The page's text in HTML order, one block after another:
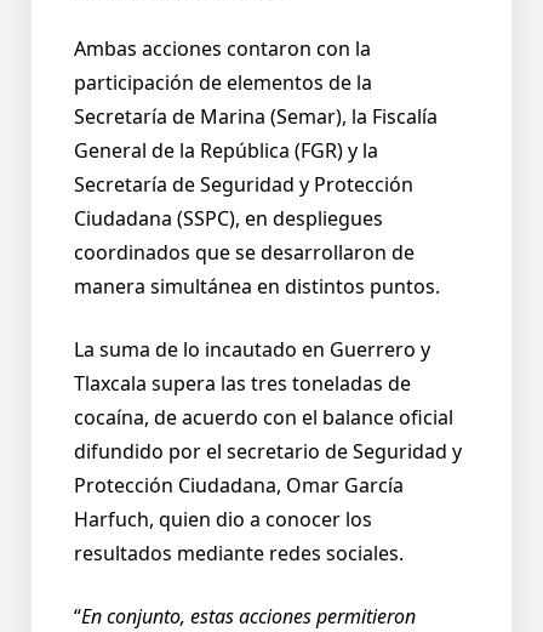
Ambas acciones contaron con la
participación de elementos de la
Secretaría de Marina (Semar), la Fiscalía
General de la República (FGR) y la
Secretaría de Seguridad y Protección
Ciudadana (SSPC), en despliegues
coordinados que se desarrollaron de
manera simultánea en distintos puntos.
La suma de lo incautado en Guerrero y
Tlaxcala supera las tres toneladas de
cocaína, de acuerdo con el balance oficial
difundido por el secretario de Seguridad y
Protección Ciudadana, Omar García
Harfuch, quien dio a conocer los
resultados mediante redes sociales.
“En conjunto, estas acciones permitieron